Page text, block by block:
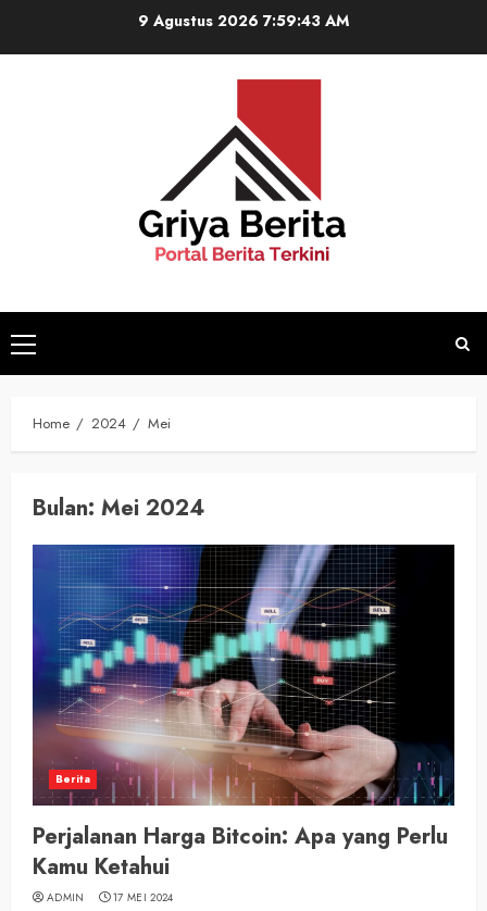
9 Agustus 2026 7:59:44 AM
Primary
Menu
Home 2024 Mei
Bulan: Mei 2024
Berita
Perjalanan Harga Bitcoin: Apa yang Perlu
Kamu Ketahui
ADMIN 17 MEI 2024